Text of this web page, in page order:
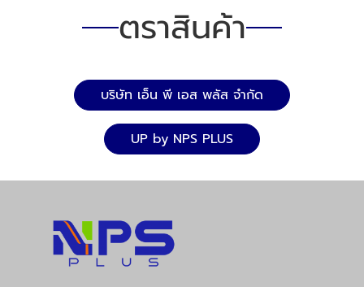
ตราสินค้า
บริษัท เอ็น พี เอส พลัส จำกัด
UP by NPS PLUS